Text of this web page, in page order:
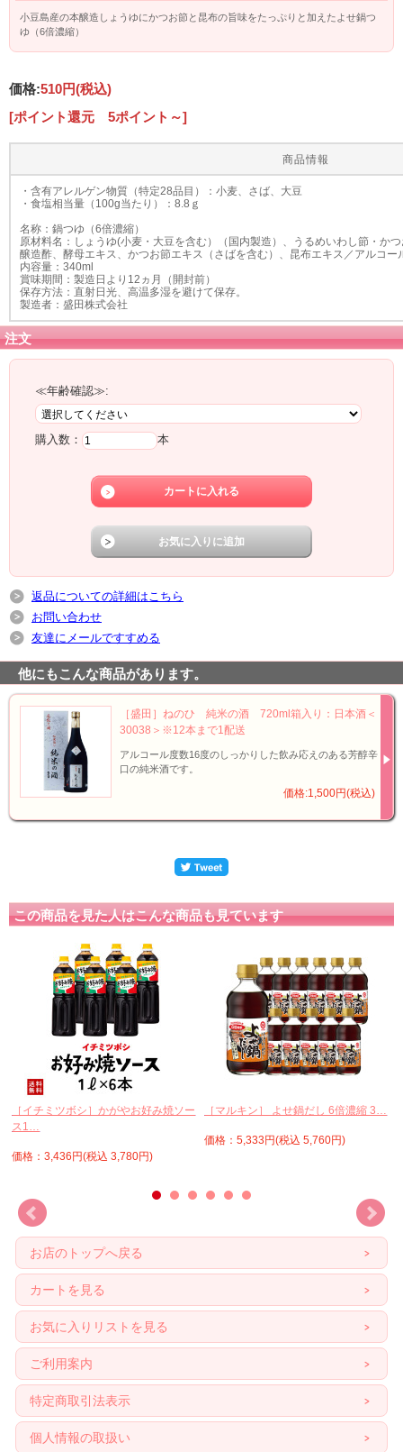
小豆島産の本醸造しょうゆにかつお節と昆布の旨味をたっぷりと加えたよせ鍋つ
ゆ（6倍濃縮）
価格:510円(税込)
[ポイント還元 5ポイント～]
商品情報
・含有アレルゲン物質（特定28品目）：小麦、さば、大豆
・食塩相当量（100g当たり）：8.8ｇ
名称：鍋つゆ（6倍濃縮）
原材料名：しょうゆ(小麦・大豆を含む）（国内製造）、うるめいわし節・か
醸造酢、酵母エキス、かつお節エキス（さばを含む）、昆布エキス／アルコー
内容量：340ml
賞味期間：製造日より12ヵ月（開封前）
保存方法：直射日光、高温多湿を避けて保存。
製造者：盛田株式会社
注文
≪年齢確認≫:
購入数： 本
返品についての詳細はこちら
お問い合わせ
友達にメールですすめる
他にもこんな商品があります。
［盛田］ねのひ 純米の酒 720ml箱入り：日本酒＜
30038＞※12本まで1配送
アルコール度数16度のしっかりした飲み応えのある芳醇辛
口の純米酒です。
価格:1,500円(税込)
この商品を見た人はこんな商品も見ています
［イチミツボシ］かがやお好み焼ソー
ス1…
価格：3,436円(税込 3,780円)
［マルキン］ よせ鍋だし 6倍濃縮 3…
価格：5,333円(税込 5,760円)
お店のトップへ戻る
カートを見る
お気に入りリストを見る
ご利用案内
特定商取引法表示
個人情報の取扱い